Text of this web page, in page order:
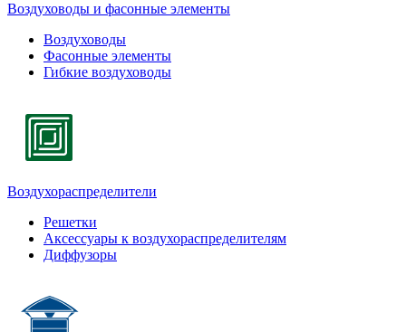
Воздуховоды и фасонные элементы
Воздуховоды
Фасонные элементы
Гибкие воздуховоды
Воздухораспределители
Решетки
Аксессуары к воздухораспределителям
Диффузоры